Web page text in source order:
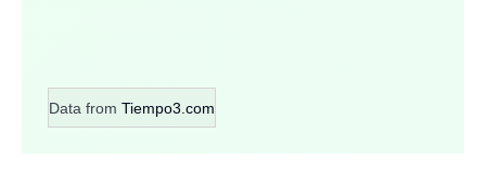
Data from Tiempo3.com